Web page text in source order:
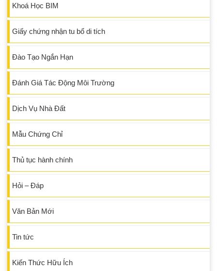
Khoá Học BIM
Giấy chứng nhận tu bổ di tích
Đào Tạo Ngắn Hạn
Đánh Giá Tác Động Môi Trường
Dịch Vụ Nhà Đất
Mẫu Chứng Chỉ
Thủ tục hành chính
Hỏi – Đáp
Văn Bản Mới
Tin tức
Kiến Thức Hữu Ích